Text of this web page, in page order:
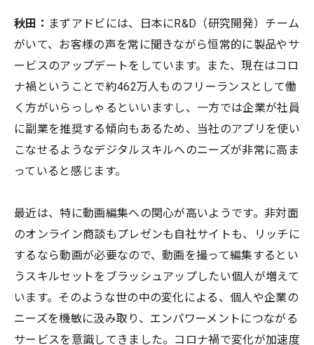
秋田： まずアドビには、日本にR&D（研究開発）チーム
がいて、お客様の声を常に聞きながら恒常的に製品やサ
ービスのアップデートをしています。また、現在はコロ
ナ禍ということで約462万人ものフリーランスとして働
く方がいらっしゃるといいますし、一方では企業が社員
に副業を推奨する傾向もあるため、当社のアプリを使い
こなせるようなデジタルスキルへのニーズが非常に高ま
っていると感じます。
最近は、特に動画編集への関心が高いようです。非対面
のオンライン商談もプレゼンも自社サイトも、リッチに
するなら動画が必要なので、動画を撮って編集するとい
うスキルセットをブラッシュアップしたい個人が増えて
います。そのような世の中の変化による、個人や企業の
ニーズを機敏に汲み取り、エンパワーメントにつながる
サービスを意識してきました。コロナ禍で変化が加速度